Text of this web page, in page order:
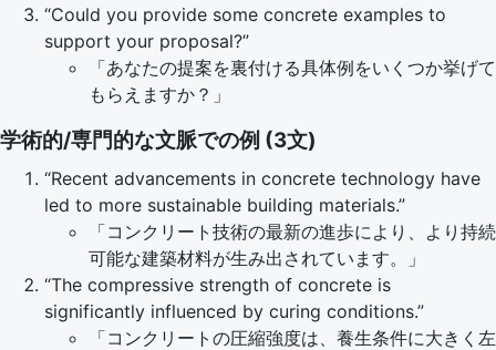
“Could you provide some concrete examples to
support your proposal?”
「あなたの提案を裏付ける具体例をいくつか挙げて
もらえますか？」
学術的/専門的な文脈での例 (3文)
“Recent advancements in concrete technology have
led to more sustainable building materials.”
「コンクリート技術の最新の進歩により、より持続
可能な建築材料が生み出されています。」
“The compressive strength of concrete is
significantly influenced by curing conditions.”
「コンクリートの圧縮強度は、養生条件に大きく左